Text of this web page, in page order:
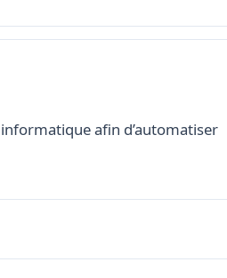
afin d’automatiser